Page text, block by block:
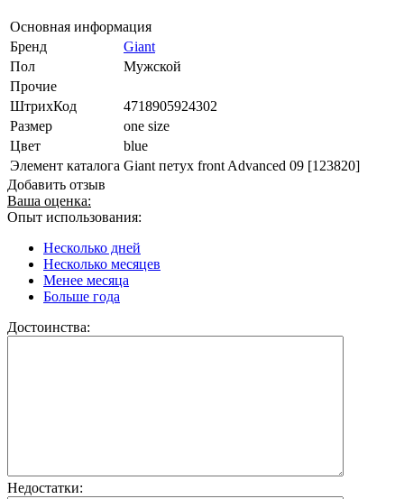
Основная информация
Бренд
Giant
Пол
Мужской
Прочие
ШтрихКод
4718905924302
Размер
one size
Цвет
blue
Элемент каталога Giant петух front Advanced 09 [123820]
Добавить отзыв
Ваша оценка:
Опыт использования:
Несколько дней
Несколько месяцев
Менее месяца
Больше года
Достоинства:
Недостатки: